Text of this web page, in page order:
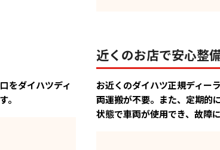
をダイハツディ
。
近くのお店で安心整
お近くのダイハツ正規ディー
両運搬が不要。また、定期的
状態で車両が使用でき、故障